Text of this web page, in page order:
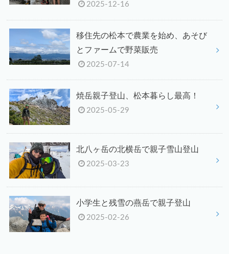
2025-12-16
移住先の松本で農業を始め、あそび
とファームで野菜販売
2025-07-14
焼岳親子登山、松本暮らし最高！
2025-05-29
北八ヶ岳の北横岳で親子雪山登山
2025-03-23
小学生と残雪の燕岳で親子登山
2025-02-26